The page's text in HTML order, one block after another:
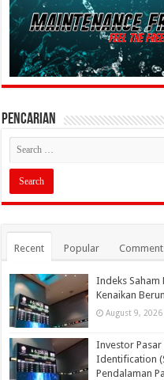
PENCARIAN
Recent Popular
Indeks Saham
Kenaikan
August 9, 2026
Investor
Identification
Pendalaman